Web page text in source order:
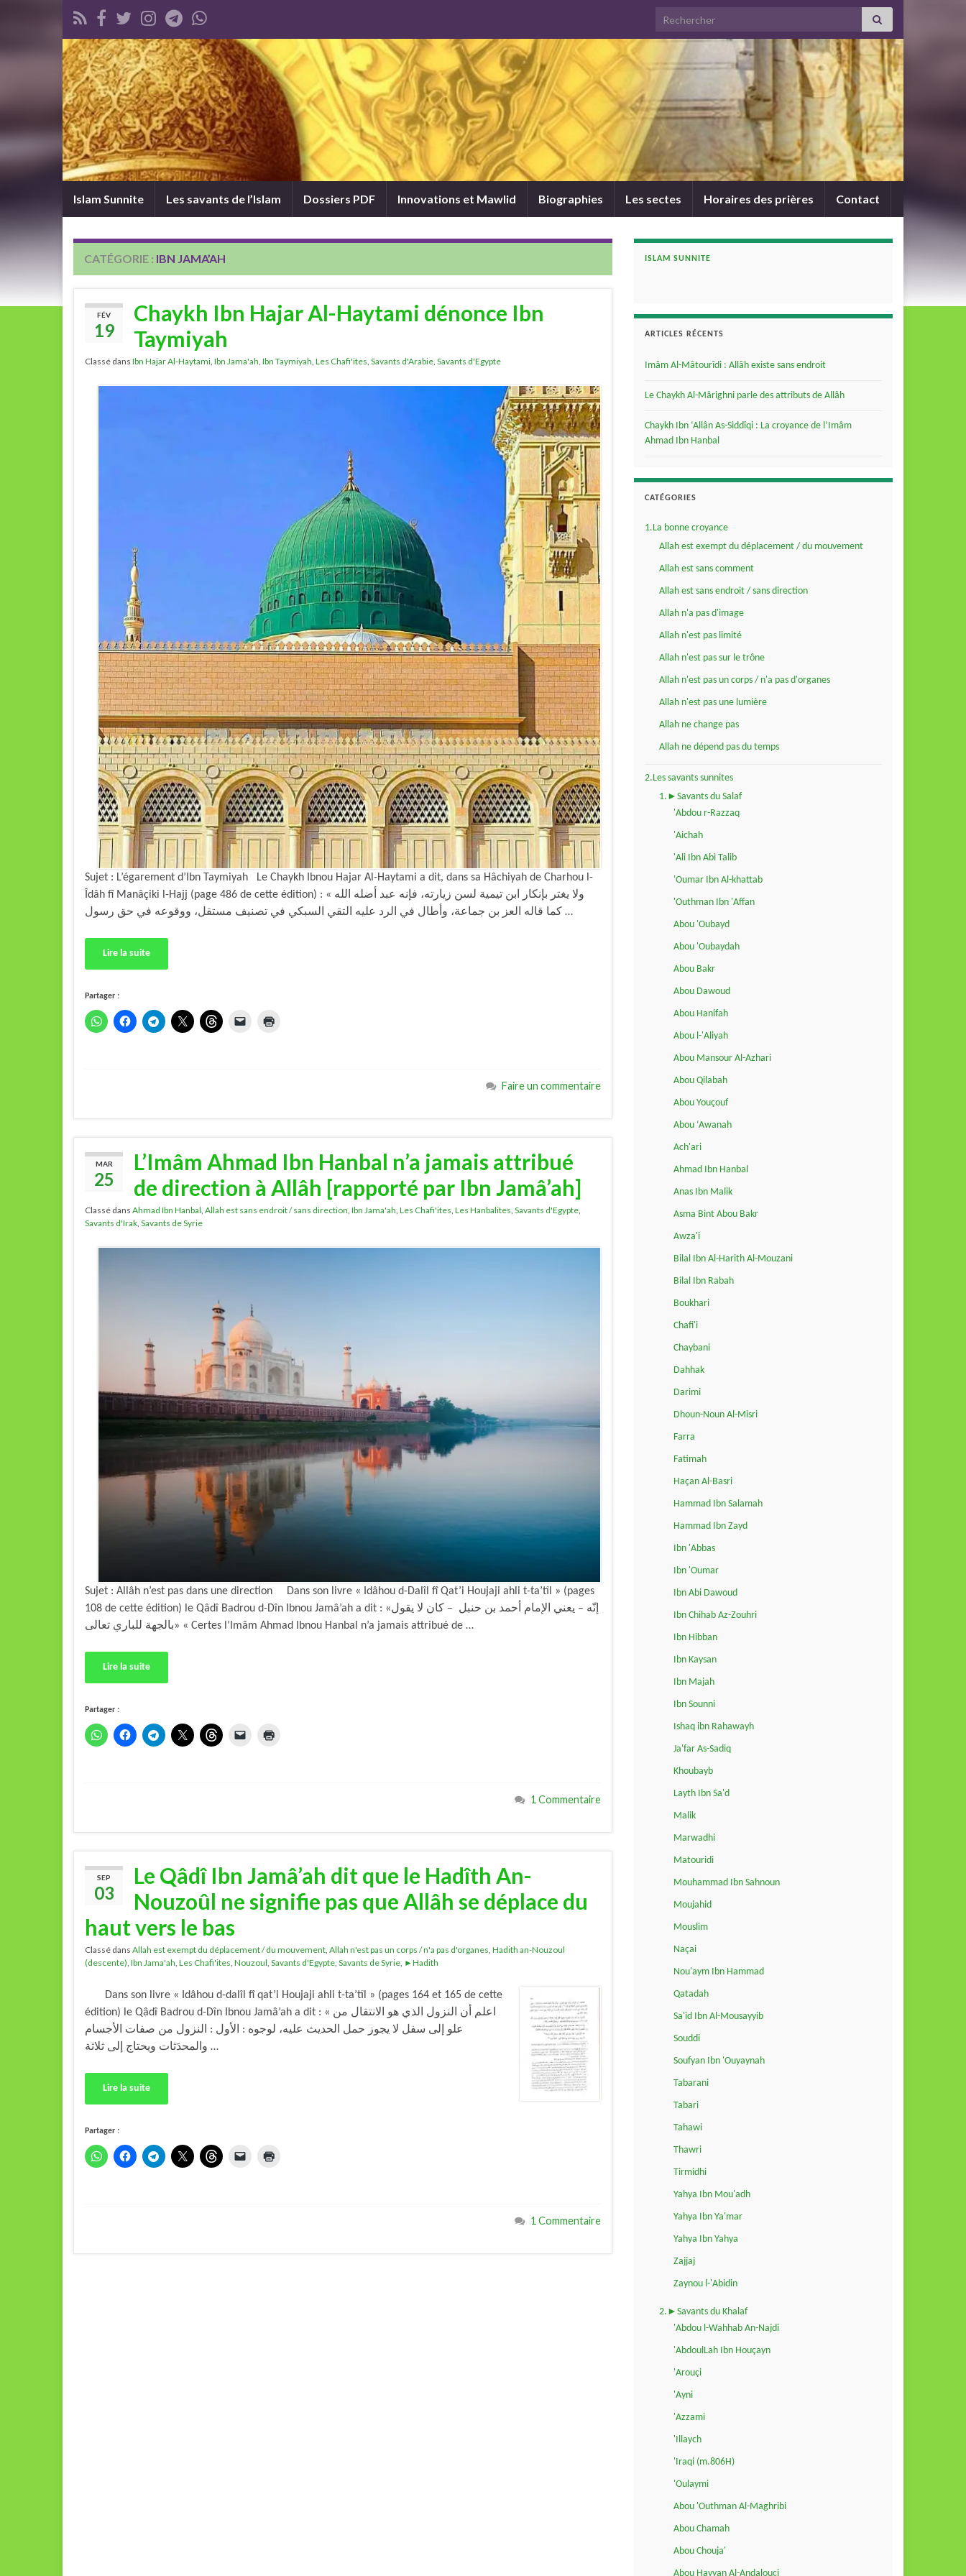
Search for:
Islam Sunnite Les savants de l’Islam Dossiers PDF Innovations et Mawlid Biographies Les sectes Horaires des prières Contact
CATÉGORIE : IBN JAMA’AH
FÉV
19
Chaykh Ibn Hajar Al-Haytami dénonce Ibn
Taymiyah
Classé dans Ibn Hajar Al-Haytami, Ibn Jama'ah, Ibn Taymiyah, Les Chafi'ites, Savants d'Arabie, Savants d'Egypte
Sujet : L’égarement d’Ibn Taymiyah Le Chaykh Ibnou Hajar Al-Haytami a dit, dans sa Hâchiyah de Charhou l-
Îdâh fî Manâçiki l-Hajj (page 486 de cette édition) : « ولا يغتر بإنكار ابن تيمية لسن زيارته، فإنه عبد أضله الله
كما قاله العز بن جماعة، وأطال في الرد عليه التقي السبكي في تصنيف مستقل، ووقوعه في حق رسول …
Lire la suite
Partager :
Faire un commentaire
MAR
25
L’Imâm Ahmad Ibn Hanbal n’a jamais attribué
de direction à Allâh [rapporté par Ibn Jamâ’ah]
Classé dans Ahmad Ibn Hanbal Allah est sans endroit / sans direction Ibn Jama'ah Les Chafi'ites Les Hanbalites Savants d'Egypte
Savants d'Irak Savants de Syrie
Sujet : Allâh n’est pas dans une direction Dans son livre « Idâhou d-Dalîl fî Qat’i Houjaji ahli t-ta’tîl » (pages
108 de cette édition) le Qâdî Badrou d-Dîn Ibnou Jamâ’ah a dit : «إنّه – يعني الإمام أحمد بن حنبل – كان لا يقول
بالجهة للباري تعالى» « Certes l’Imâm Ahmad Ibnou Hanbal n’a jamais attribué de …
Lire la suite
Partager :
1 Commentaire
SEP
03
Le Qâdî Ibn Jamâ’ah dit que le Hadîth An-
Nouzoûl ne signifie pas que Allâh se déplace du
haut vers le bas
Classé dans Allah est exempt du déplacement / du mouvement Allah n'est pas un corps / n'a pas d'organes Hadith an-Nouzoul
(descente) Ibn Jama'ah Les Chafi'ites Nouzoul Savants d'Egypte Savants de Syrie ►Hadith
Dans son livre « Idâhou d-dalîl fî qat’i Houjaji ahli t-ta’tîl » (pages 164 et 165 de cette
édition) le Qâdî Badrou d-Dîn Ibnou Jamâ’ah a dit : « اعلم أن النزول الذي هو الانتقال من
علو إلى سفل لا يجوز حمل الحديث عليه، لوجوه : الأول : النزول من صفات الأجسام
والمحدَثات ويحتاج إلى ثلاثة …
Lire la suite
Partager :
1 Commentaire
ISLAM SUNNITE
ARTICLES RÉCENTS
Imâm Al-Mâtourîdi : Allâh existe sans endroit
Le Chaykh Al-Mârighni parle des attributs de Allâh
Chaykh Ibn ‘Allân As-Siddîqi : La croyance de l’Imâm
Ahmad Ibn Hanbal
CATÉGORIES
1.La bonne croyance
Allah est exempt du déplacement / du mouvement
Allah est sans comment
Allah est sans endroit / sans direction
Allah n'a pas d'image
Allah n'est pas limité
Allah n'est pas sur le trône
Allah n'est pas un corps / n'a pas d'organes
Allah n'est pas une lumière
Allah ne change pas
Allah ne dépend pas du temps
2.Les savants sunnites
1.►Savants du Salaf
'Abdou r-Razzaq
'Aichah
'Ali Ibn Abi Talib
'Oumar Ibn Al-khattab
'Outhman Ibn 'Affan
Abou 'Oubayd
Abou 'Oubaydah
Abou Bakr
Abou Dawoud
Abou Hanifah
Abou l-'Aliyah
Abou Mansour Al-Azhari
Abou Qilabah
Abou Youçouf
Abou ‘Awanah
Ach'ari
Ahmad Ibn Hanbal
Anas Ibn Malik
Asma Bint Abou Bakr
Awza'i
Bilal Ibn Al-Harith Al-Mouzani
Bilal Ibn Rabah
Boukhari
Chafi'i
Chaybani
Dahhak
Darimi
Dhoun-Noun Al-Misri
Farra
Fatimah
Haçan Al-Basri
Hammad Ibn Salamah
Hammad Ibn Zayd
Ibn 'Abbas
Ibn 'Oumar
Ibn Abi Dawoud
Ibn Chihab Az-Zouhri
Ibn Hibban
Ibn Kaysan
Ibn Majah
Ibn Sounni
Ishaq ibn Rahawayh
Ja'far As-Sadiq
Khoubayb
Layth Ibn Sa'd
Malik
Marwadhi
Matouridi
Mouhammad Ibn Sahnoun
Moujahid
Mouslim
Naçai
Nou'aym Ibn Hammad
Qatadah
Sa'id Ibn Al-Mousayyib
Souddi
Soufyan Ibn 'Ouyaynah
Tabarani
Tabari
Tahawi
Thawri
Tirmidhi
Yahya Ibn Mou'adh
Yahya Ibn Ya'mar
Yahya Ibn Yahya
Zajjaj
Zaynou l-'Abidin
2.►Savants du Khalaf
'Abdou l-Wahhab An-Najdi
'AbdoulLah Ibn Houçayn
'Arouçi
'Ayni
'Azzami
'Illaych
'Iraqi (m.806H)
'Oulaymi
Abou 'Outhman Al-Maghribi
Abou Chamah
Abou Chouja'
Abou Hayyan Al-Andalouçi